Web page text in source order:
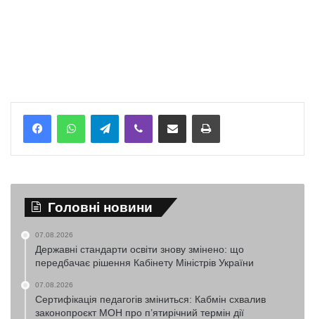
TelegramViber Надіслати електронною поштоюНадрукувати
Головні новини
07.08.2026
Державні стандарти освіти знову змінено: що
передбачає рішення Кабінету Міністрів України
07.08.2026
Сертифікація педагогів зміниться: Кабмін схвалив
законопроєкт МОН про п’ятирічний термін дії